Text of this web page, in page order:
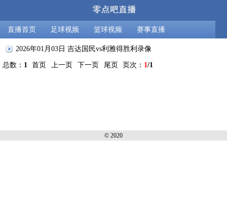
直播首页 足球视频 篮球视频 赛事直播
2026年01月03日 吉达国民vs利雅得胜利录像
总数： 1 首页 上一页 下一页 尾页 页次： 1/1
© 2020